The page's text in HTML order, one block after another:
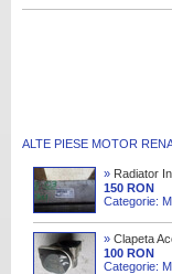
ALTE PIESE MOTOR
» Radiator
1 5dci 2009
150 RON
Categorie:
» Clapeta
Benzina
100 RON
Categorie: